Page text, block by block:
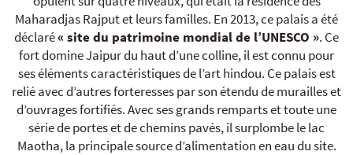
Maharadjas Rajput et leurs familles. En 2013, ce palais a été
déclaré« site du patrimoine mondial de l’UNESCO ». Ce
fort domine Jaipur du haut d’une colline, il est connu pour
ses éléments caractéristiques de l’art hindou. Ce palais est
relié avec d’autres forteresses par son étendu de murailles et
d’ouvrages fortifiés. Avec ses grands remparts et toute une
série de portes et de chemins pavés, il surplombe le lac
Maotha, la principale source d’alimentation en eau du site.